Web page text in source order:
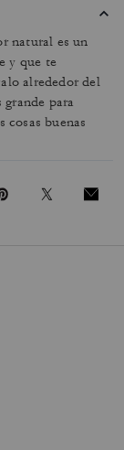
natural es un
y que te
alrededor del
para
buenas